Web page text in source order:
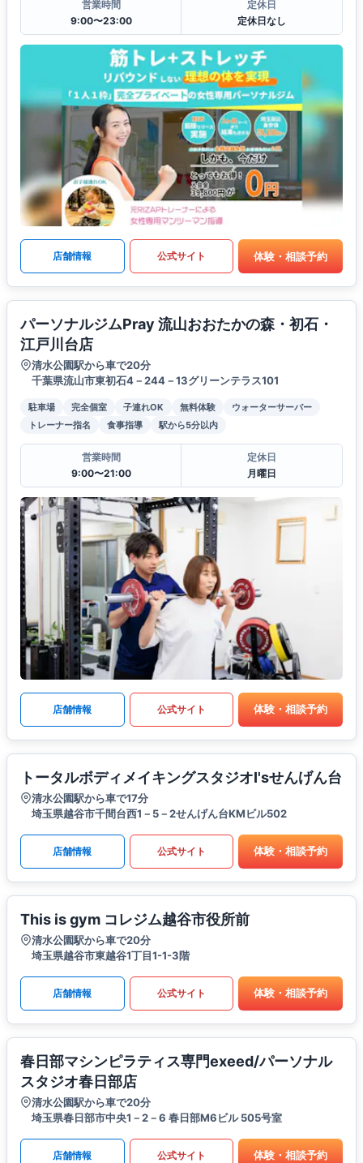
営業時間
9:00〜23:00
定休日
定休日なし
店舗情報 公式サイト 体験・相談予約
パーソナルジムPray 流山おおたかの森・初石・
江戸川台店
清水公園駅から車で20分
千葉県流山市東初石4－244－13グリーンテラス101
駐車場 完全個室 子連れOK 無料体験
ウォーターサーバー
トレーナー指名
食事指導 駅から5分以内
営業時間
9:00〜21:00
定休日
月曜日
店舗情報 公式サイト 体験・相談予約
トータルボディメイキングスタジオI'sせんげん台
清水公園駅から車で17分
埼玉県越谷市千間台西1－5－2せんげん台KMビル502
店舗情報 公式サイト 体験・相談予約
This is gym コレジム越谷市役所前
清水公園駅から車で20分
埼玉県越谷市東越谷1丁目1-1-3階
店舗情報 公式サイト 体験・相談予約
春日部マシンピラティス専門exeed/パーソナル
スタジオ春日部店
清水公園駅から車で20分
埼玉県春日部市中央1－2－6 春日部M6ビル 505号室
店舗情報 公式サイト 体験・相談予約